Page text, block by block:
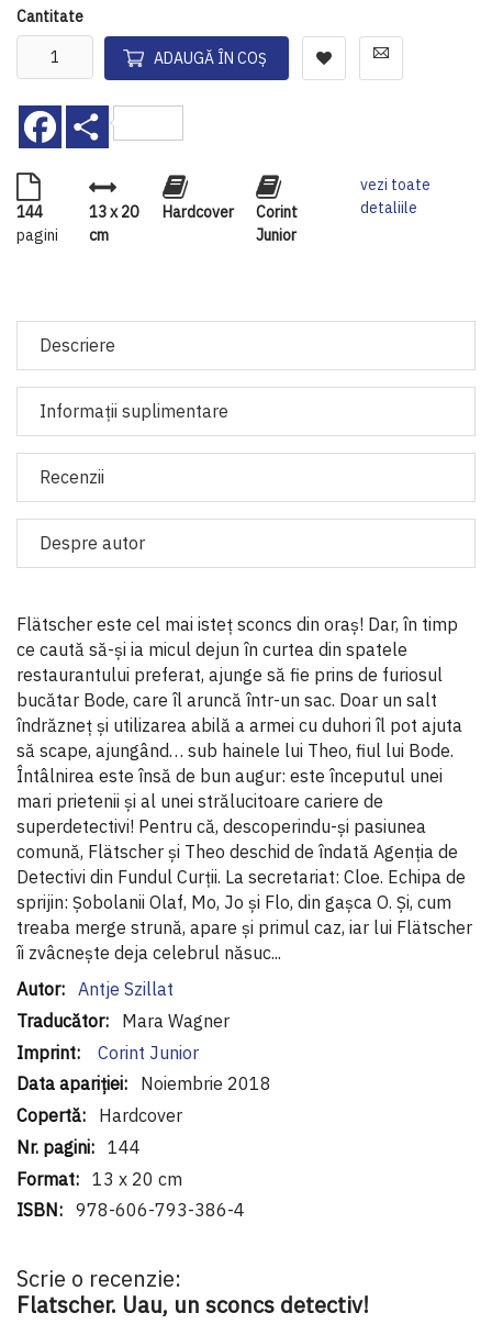
Cantitate
ADAUGĂ ÎN COȘ
Facebook
144
pagini
13 x 20
cm
Hardcover
Corint
Junior
vezi toate
detaliile
Descriere
Informaţii suplimentare
Recenzii
Despre autor
Flätscher este cel mai isteț sconcs din oraș! Dar, în timp
ce caută să-și ia micul dejun în curtea din spatele
restaurantului preferat, ajunge să fie prins de furiosul
bucătar Bode, care îl aruncă într-un sac. Doar un salt
îndrăzneț și utilizarea abilă a armei cu duhori îl pot ajuta
să scape, ajungând… sub hainele lui Theo, fiul lui Bode.
Întâlnirea este însă de bun augur: este începutul unei
mari prietenii și al unei strălucitoare cariere de
superdetectivi! Pentru că, descoperindu-și pasiunea
comună, Flätscher și Theo deschid de îndată Agenția de
Detectivi din Fundul Curții. La secretariat: Cloe. Echipa de
sprijin: Șobolanii Olaf, Mo, Jo și Flo, din gașca O. Și, cum
treaba merge strună, apare și primul caz, iar lui Flätscher
îi zvâcnește deja celebrul năsuc...
Informaţii
suplimentare
Antje Szillat
Mara Wagner
Corint Junior
Noiembrie 2018
Hardcover
144
13 x 20 cm
978-606-793-386-4
Scrie o recenzie:
Flatscher. Uau, un sconcs detectiv!